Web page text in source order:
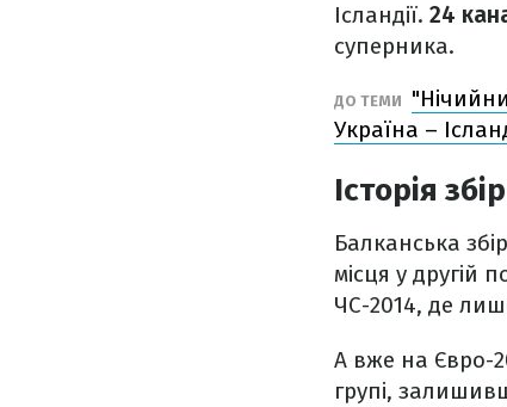
Ісландії. 24
суперника.
ДО ТЕМИ
Україна –
Історія
Балканська
місця у другій
ЧС-2014, де
А вже на Євро-
групі,